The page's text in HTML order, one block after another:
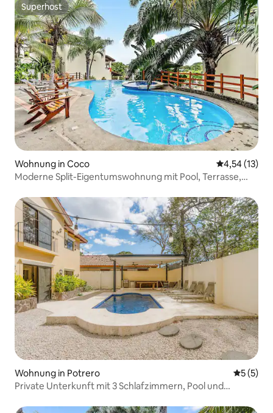
Superhost
Superhost
Wohnung in Coco
4,54 (13)
Moderne Split-Eigentumswohnung mit Pool, Terrasse,
Wohnung in Potrero
5 (5)
Private Unterkunft mit 3 Schlafzimmern, Pool und